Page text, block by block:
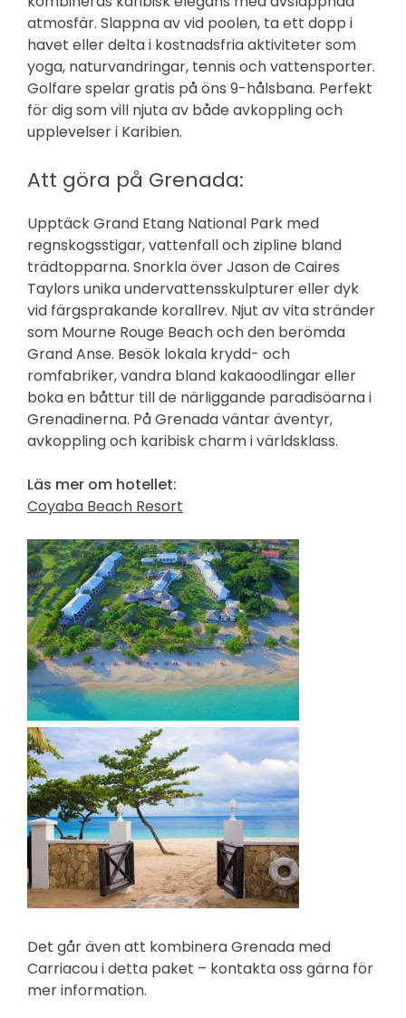
atmosfär. Slappna av vid poolen, ta ett dopp i
havet eller delta i kostnadsfria aktiviteter som
yoga, naturvandringar, tennis och vattensporter.
Golfare spelar gratis på öns 9-hålsbana. Perfekt
för dig som vill njuta av både avkoppling och
upplevelser i Karibien.
Att göra på Grenada:
Upptäck Grand Etang National Park med
regnskogsstigar, vattenfall och zipline bland
trädtopparna. Snorkla över Jason de Caires
Taylors unika undervattensskulpturer eller dyk
vid färgsprakande korallrev. Njut av vita stränder
som Mourne Rouge Beach och den berömda
Grand Anse. Besök lokala krydd- och
romfabriker, vandra bland kakaoodlingar eller
boka en båttur till de närliggande paradisöarna i
Grenadinerna. På Grenada väntar äventyr,
avkoppling och karibisk charm i världsklass.
Läs mer om hotellet:
Coyaba Beach Resort
Det går även att kombinera Grenada med
Carriacou i detta paket – kontakta oss gärna för
mer information.